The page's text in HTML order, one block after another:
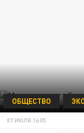
ОБЩЕСТВО
07 ИЮЛЯ 16:05